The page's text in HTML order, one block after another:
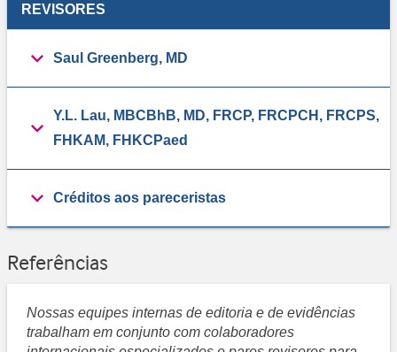
REVISORES
Saul Greenberg, MD
Y.L. Lau, MBCBhB, MD, FRCP, FRCPCH, FRCPS,
FHKAM, FHKCPaed
Créditos aos pareceristas
Referências
Nossas equipes internas de editoria e de evidências
trabalham em conjunto com colaboradores